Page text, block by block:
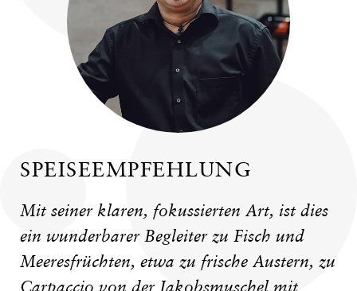
SPEISEEMPFEHLUNG
Mit seiner klaren, fokussierten Art, ist dies
ein wunderbarer Begleiter zu Fisch und
Meeresfrüchten, etwa zu frische Austern, zu
Carpaccio von der Jakobsmuschel mit